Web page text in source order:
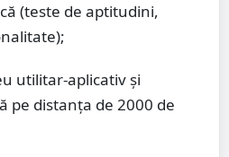
(teste de aptitudini,
utilitar-aplicativ și
pe distanța de 2000 de